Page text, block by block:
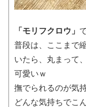
「モリフクロウ」
普段は、ここまで
いたら、丸まって
可愛いｗ
撫でられるのが気
どんな気持ちでこ